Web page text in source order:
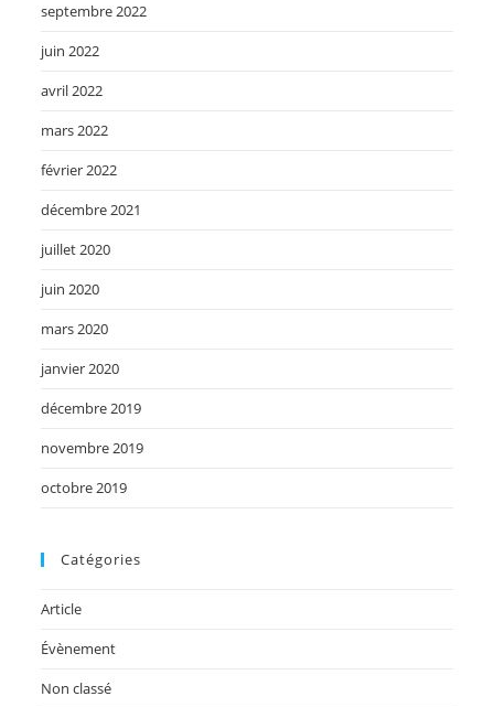
septembre 2022
juin 2022
avril 2022
mars 2022
février 2022
décembre 2021
juillet 2020
juin 2020
mars 2020
janvier 2020
décembre 2019
novembre 2019
octobre 2019
Catégories
Article
Évènement
Non classé